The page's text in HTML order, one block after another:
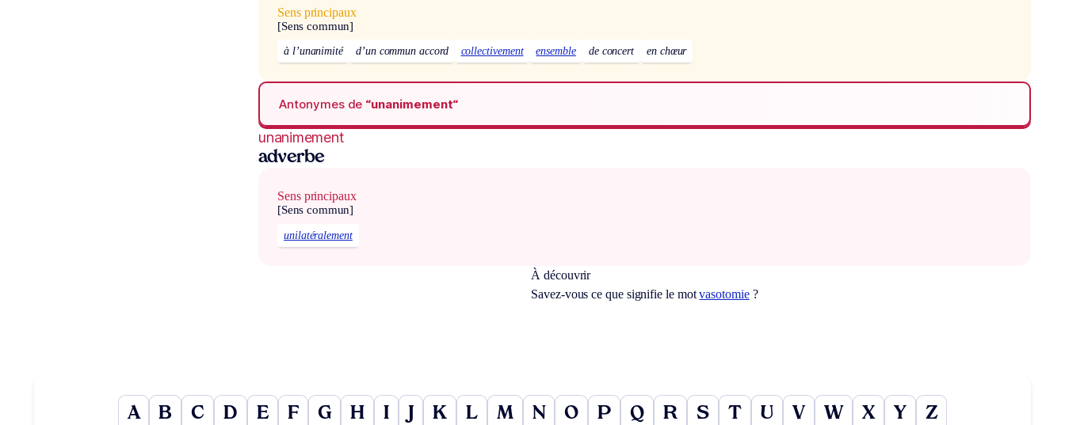
Sens principaux
[Sens commun]
à l’unanimité d’un commun accord collectivement ensemble de concert en chœur
Antonymes de “unanimement“
unanimement
adverbe
Sens principaux
[Sens commun]
unilatéralement
À découvrir
Savez-vous ce que signifie le motvasotomie?
A B C D E F G H I J K L M N O P Q R S T U V W X Y Z